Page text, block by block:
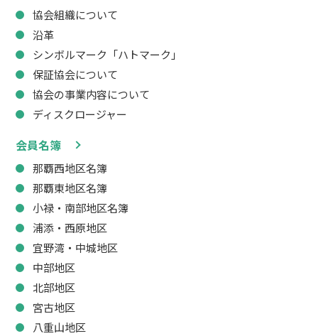
協会組織について
沿革
シンボルマーク「ハトマーク」
保証協会について
協会の事業内容について
ディスクロージャー
会員名簿
那覇西地区名簿
那覇東地区名簿
小禄・南部地区名簿
浦添・西原地区
宜野湾・中城地区
中部地区
北部地区
宮古地区
八重山地区